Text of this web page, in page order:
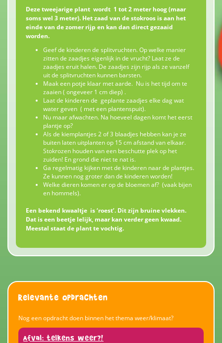
Deze tweejarige plant wordt 1 tot 2 meter hoog (maar
soms wel 3 meter). Het zaad van de stokroos is aan het
einde van de zomer rijp en kan dan direct gezaaid
worden.
Geef de kinderen de splitvruchten. Op welke manier
zitten de zaadjes eigenlijk in de vrucht? Laat ze de
zaadjes eruit halen. De zaadjes zijn rijp als ze vanzelf
uit de splitvruchten kunnen barsten.
Maak een potje klaar met aarde. Nu is het tijd om te
zaaien ( ongeveer 1 cm diep) .
Laat de kinderen de geplante zaadjes elke dag wat
water geven ( met een plantenspuit).
Nu maar afwachten. Na hoeveel dagen komt het eerst
plantje op?
Als de kiemplantjes 2 of 3 blaadjes hebben kan je ze
buiten laten uitplanten op 15 cm afstand van elkaar.
Stokrozen houden van een beschutte plek op het
zuiden! En grond die niet te nat is.
Ga regelmatig kijken met de kinderen naar de plantjes.
Ze kunnen nog groter dan de kinderen worden!
Welke dieren komen er op de bloemen af? (vaak bijen
en hommels).
Een bekend kwaaltje is ‘roest’. Dit zijn bruine vlekken.
Dat is een beetje lelijk, maar kan verder geen kwaad.
Meestal staat de plant te vochtig.
Relevante opdrachten
Nog een opdracht doen binnen het thema weer/klimaat?
Afval: telkens weer?!